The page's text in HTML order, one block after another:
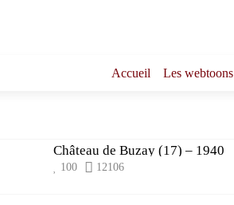
Accueil Les webtoons
Château de Buzay (17) – 1940
100 12106